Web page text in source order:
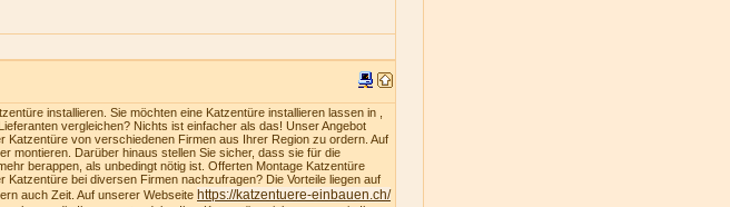
installieren. Sie möchten eine Katzentüre installieren lassen in ,
vergleichen? Nichts ist einfacher als das! Unser Angebot
Katzentüre von verschiedenen Firmen aus Ihrer Region zu ordern. Auf
montieren. Darüber hinaus stellen Sie sicher, dass sie für die
berappen, als unbedingt nötig ist. Offerten Montage Katzentüre
Katzentüre bei diversen Firmen nachzufragen? Die Vorteile liegen auf
auch Zeit. Auf unserer Webseite https://katzentuere-einbauen.ch/